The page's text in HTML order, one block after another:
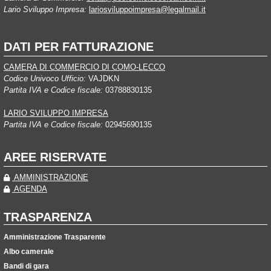
Lario Sviluppo Impresa: lariosviluppoimpresa@legalmail.it
DATI PER FATTURAZIONE
CAMERA DI COMMERCIO DI COMO-LECCO
Codice Univoco Ufficio: VAJDKN
Partita IVA e Codice fiscale: 03788830135
LARIO SVILUPPO IMPRESA
Partita IVA e Codice fiscale: 02945690135
AREE RISERVATE
AMMINISTRAZIONE
AGENDA
TRASPARENZA
Amministrazione Trasparente
Albo camerale
Bandi di gara